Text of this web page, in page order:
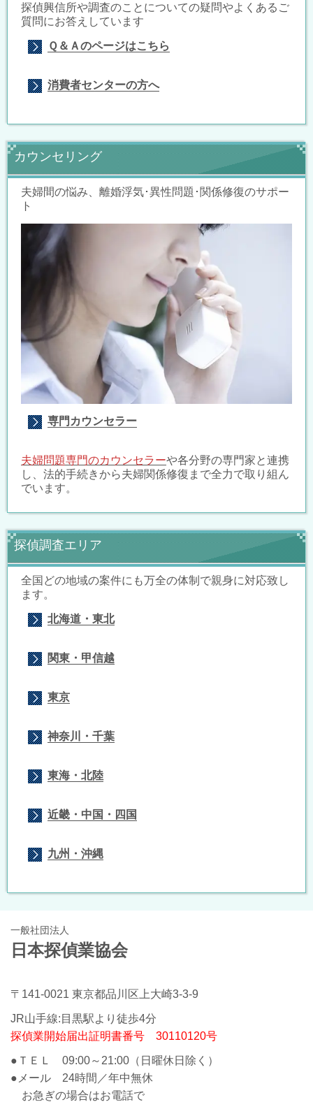
探偵興信所や調査のことについての疑問やよくあるご
質問にお答えしています
Ｑ＆Ａのページはこちら
消費者センターの方へ
カウンセリング
夫婦間の悩み、離婚浮気･異性問題･関係修復のサポー
ト
専門カウンセラー
夫婦問題専門のカウンセラーや各分野の専門家と連携
し、法的手続きから夫婦関係修復まで全力で取り組ん
でいます。
探偵調査エリア
全国どの地域の案件にも万全の体制で親身に対応致し
ます。
北海道・東北
関東・甲信越
東京
神奈川・千葉
東海・北陸
近畿・中国・四国
九州・沖縄
一般社団法人
日本探偵業協会
〒141-0021 東京都品川区上大崎3-3-9
JR山手線:目黒駅より徒歩4分
探偵業開始届出証明書番号 30110120号
●ＴＥＬ 09:00～21:00（日曜休日除く）
●メール 24時間／年中無休
お急ぎの場合はお電話で